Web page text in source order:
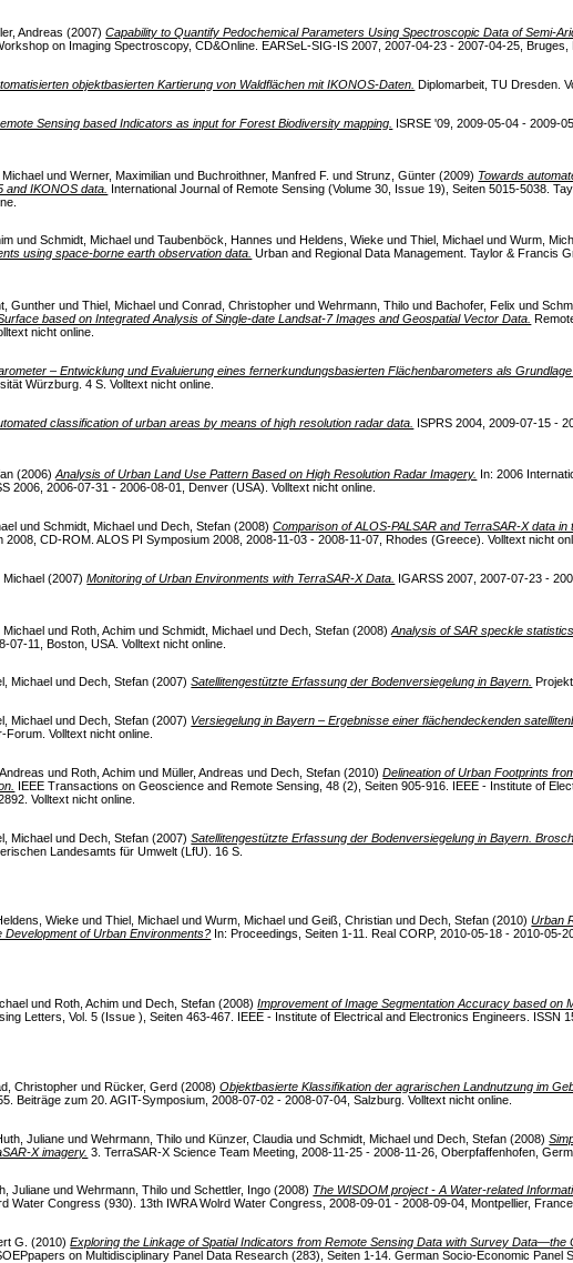
Andreas (2007)Capability to Quantify Pedochemical Parameters Using Spectroscopic Data of Semi-
on Imaging Spectroscopy, CD&Online. EARSeL-SIG-IS 2007, 2007-04-23 - 2007-04-25, Bruges,
objektbasierten Kartierung von Waldflächen mit IKONOS-Daten. Diplomarbeit, TU Dresden.
Sensing based Indicators as input for Forest Biodiversity mapping. ISRSE '09, 2009-05-04 - 2009-
undWerner, Maximilian undBuchroithner, Manfred F. undStrunz, Günter (2009) Towards
and IKONOS data. International Journal of Remote Sensing (Volume 30, Issue 19), Seiten 5015-5038.
undSchmidt, Michael undTaubenböck, Hannes und Heldens, Wieke undThiel, Michael undWurm,
using space-borne earth observation data. Urban and Regional Data Management. Taylor & Francis
Gunther undThiel, Michael undConrad, Christopher undWehrmann, Thilo undBachofer, Felix und
based on Integrated Analysis of Single-date Landsat-7 Images and Geospatial Vector Data.
nicht online.
– Entwicklung und Evaluierung eines fernerkundungsbasierten Flächenbarometers als
Würzburg. 4 S. Volltext nicht online.
classification of urban areas by means of high resolution radar data. ISPRS 2004, 2009-07-15 -
(2006)Analysis of Urban Land Use Pattern Based on High Resolution Radar Imagery.
In: 2006
2006, 2006-07-31 - 2006-08-01, Denver (USA). Volltext nicht online.
undSchmidt, Michael undDech, Stefan (2008)Comparison of ALOS-PALSAR and TerraSAR-X data
CD-ROM. ALOS PI Symposium 2008, 2008-11-03 - 2008-11-07, Rhodes (Greece). Volltext nicht
Michael (2007)Monitoring of Urban Environments with TerraSAR-X Data. IGARSS 2007, 2007-07-23 -
Michael undRoth, Achim undSchmidt, Michael undDech, Stefan (2008)Analysis of SAR speckle
07-11, Boston, USA. Volltext nicht online.
Michael und Dech, Stefan (2007)Satellitengestützte Erfassung der Bodenversiegelung in Bayern.
Michael undDech, Stefan (2007) Versiegelung in Bayern – Ergebnisse einer flächendeckenden
Volltext nicht online.
undRoth, Achim undMüller, Andreas undDech, Stefan (2010)Delineation of Urban Footprints
IEEE Transactions on Geoscience and Remote Sensing, 48 (2), Seiten 905-916. IEEE - Institute of
Volltext nicht online.
Michael undDech, Stefan (2007)Satellitengestützte Erfassung der Bodenversiegelung in Bayern.
Landesamts für Umwelt (LfU). 16 S.
Wieke undThiel, Michael undWurm, Michael undGeiß, Christian und Dech, Stefan (2010)Urban
of Urban Environments? In: Proceedings, Seiten 1-11. Real CORP, 2010-05-18 - 2010-05-
undRoth, Achim undDech, Stefan (2008)Improvement of Image Segmentation Accuracy based on
Letters, Vol. 5 (Issue ), Seiten 463-467. IEEE - Institute of Electrical and Electronics Engineers. ISSN
Christopher undRücker, Gerd (2008)Objektbasierte Klassifikation der agrarischen Landnutzung im
Beiträge zum 20. AGIT-Symposium, 2008-07-02 - 2008-07-04, Salzburg. Volltext nicht online.
Juliane undWehrmann, Thilo undKünzer, Claudia undSchmidt, Michael undDech, Stefan (2008)
X imagery. 3. TerraSAR-X Science Team Meeting, 2008-11-25 - 2008-11-26, Oberpfaffenhofen,
Juliane undWehrmann, Thilo undSchettler, Ingo (2008) The WISDOM project - A Water-related
Water Congress (930). 13th IWRA Wolrd Water Congress, 2008-09-01 - 2008-09-04, Montpellier,
G. (2010)Exploring the Linkage of Spatial Indicators from Remote Sensing Data with Survey Data—the
on Multidisciplinary Panel Data Research (283), Seiten 1-14. German Socio-Economic Panel